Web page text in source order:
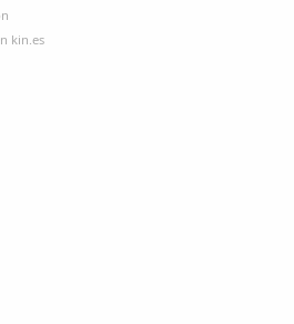
kin.es